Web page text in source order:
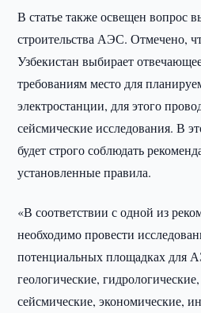
В статье также освещен вопрос
строительства АЭС. Отмечено,
Узбекистан выбирает
требованиям место для
электростанции, для этого
сейсмические исследования. В
будет строго соблюдать
установленные правила.
«В соответствии с одной из
необходимо провести
потенциальных площадках для
геологические,
сейсмические, экономические,